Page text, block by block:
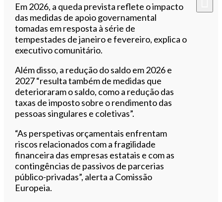
Em 2026, a queda prevista reflete o impacto
das medidas de apoio governamental
tomadas em resposta à série de
tempestades de janeiro e fevereiro, explica o
executivo comunitário.
Além disso, a redução do saldo em 2026 e
2027 “resulta também de medidas que
deterioraram o saldo, como a redução das
taxas de imposto sobre o rendimento das
pessoas singulares e coletivas”.
“As perspetivas orçamentais enfrentam
riscos relacionados com a fragilidade
financeira das empresas estatais e com as
contingências de passivos de parcerias
público-privadas”, alerta a Comissão
Europeia.